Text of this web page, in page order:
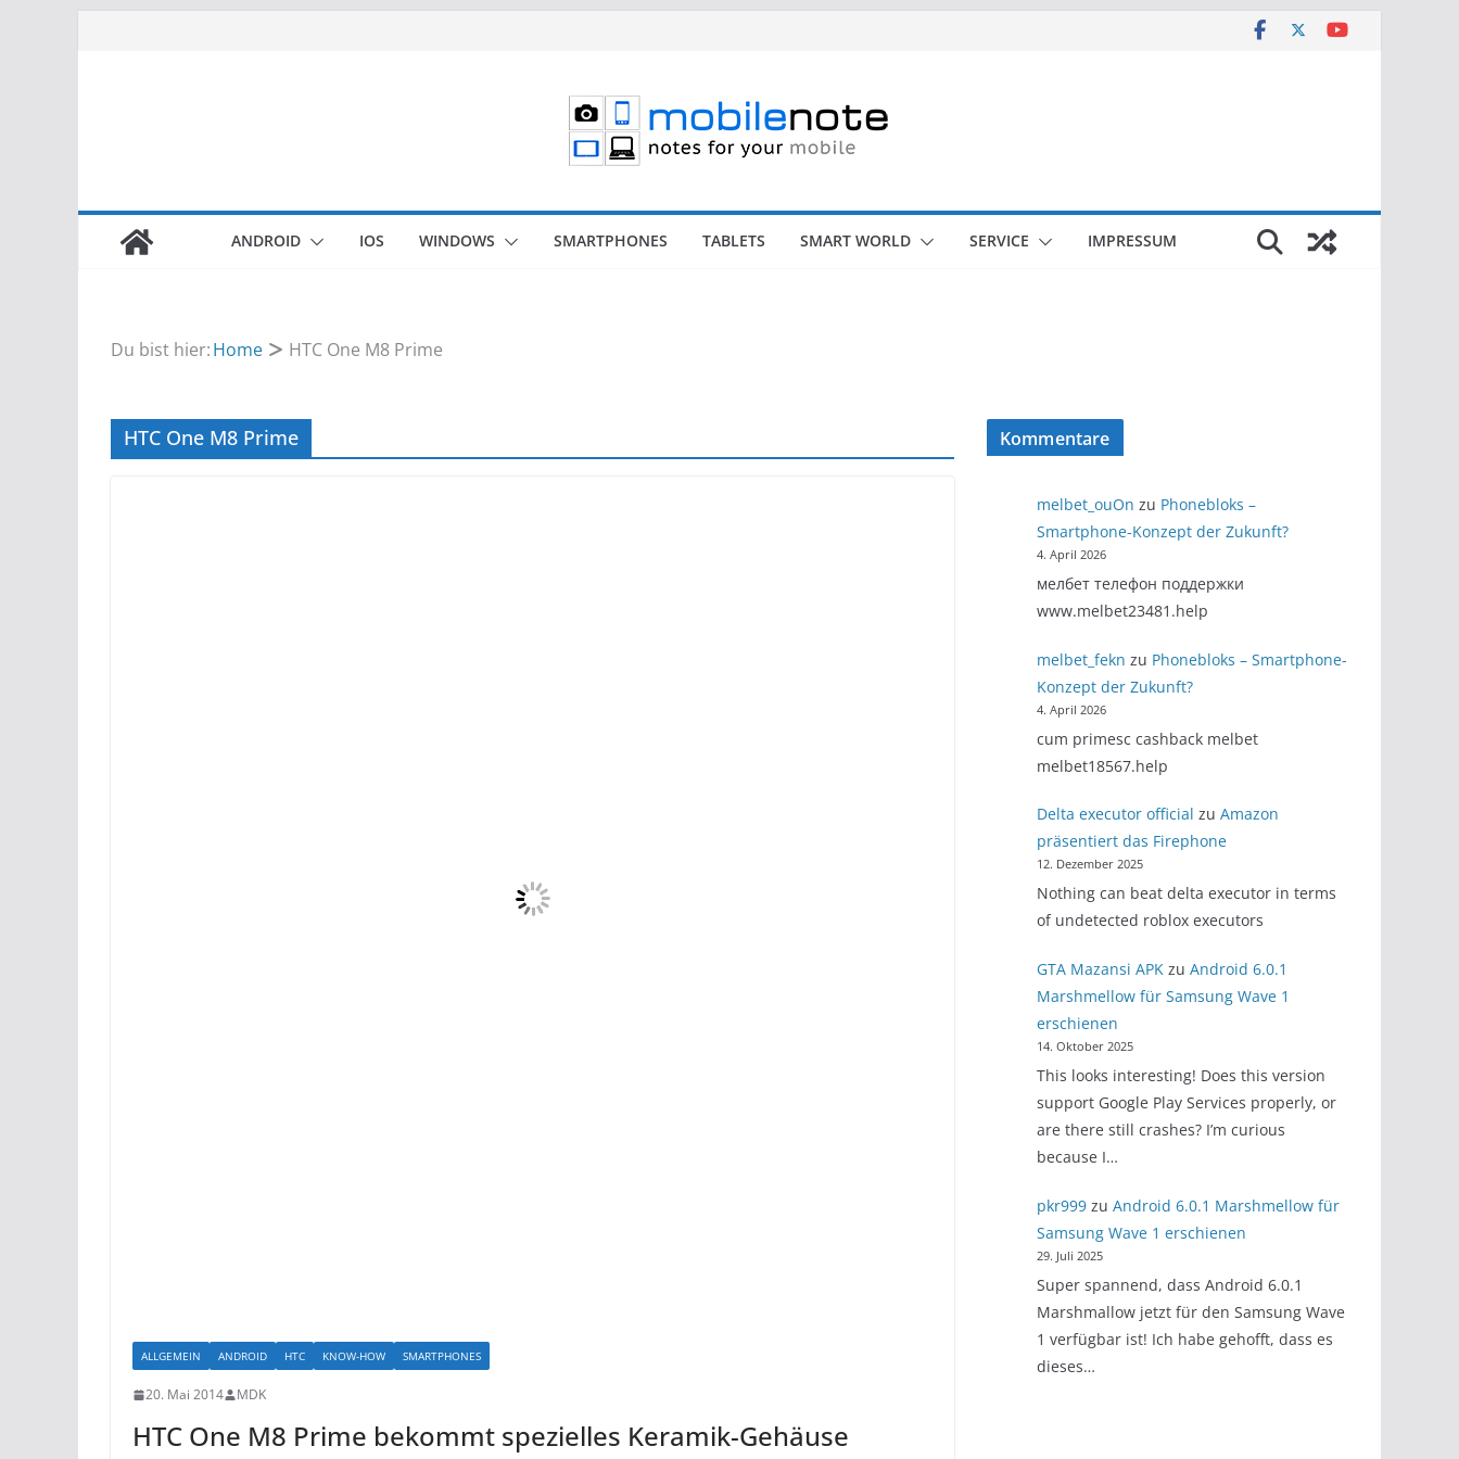
ANDROID IOS WINDOWS SMARTPHONES TABLETS SMART WORLD SERVICE IMPRESSUM
Du bist hier:Home HTC One M8 Prime
HTC One M8 Prime
ALLGEMEIN ANDROID HTC KNOW-HOW SMARTPHONES
20. Mai 2014 MDK
HTC One M8 Prime bekommt spezielles Keramik-Gehäuse
Kommentare
melbet_ouOn zu Phonebloks –
Smartphone-Konzept der Zukunft?
4. April 2026
мелбет телефон поддержки
www.melbet23481.help
melbet_fekn zu Phonebloks – Smartphone-
Konzept der Zukunft?
4. April 2026
cum primesc cashback melbet
melbet18567.help
Delta executor official zu Amazon
präsentiert das Firephone
12. Dezember 2025
Nothing can beat delta executor in terms
of undetected roblox executors
GTA Mazansi APKzu Android 6.0.1
Marshmellow für Samsung Wave 1
erschienen
14. Oktober 2025
This looks interesting! Does this version
support Google Play Services properly, or
are there still crashes? I’m curious
because I…
pkr999zu Android 6.0.1 Marshmellow für
Samsung Wave 1 erschienen
29. Juli 2025
Super spannend, dass Android 6.0.1
Marshmallow jetzt für den Samsung Wave
1 verfügbar ist! Ich habe gehofft, dass es
dieses…